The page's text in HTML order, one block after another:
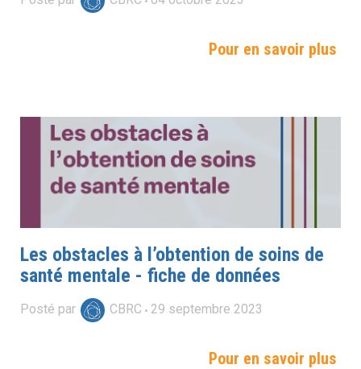
Pour en savoir plus
Les obstacles à l’obtention de soins de
santé mentale - fiche de données
Posté par CBRC 29 septembre 2023
Pour en savoir plus